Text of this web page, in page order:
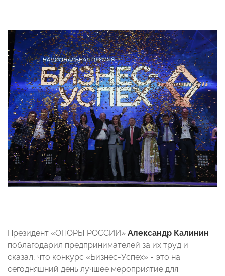
Президент «ОПОРЫ РОССИИ» Александр Калинин
поблагодарил предпринимателей за их труд и
сказал, что конкурс «Бизнес-Успех» - это на
сегодняшний день лучшее мероприятие для